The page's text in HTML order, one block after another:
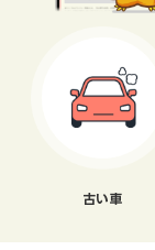
古い車